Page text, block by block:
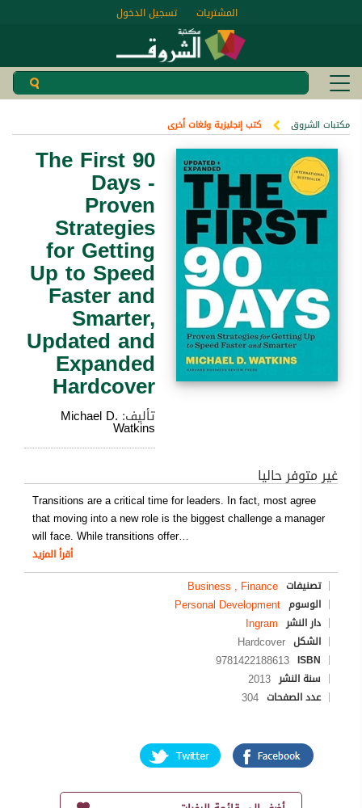
تسجيل الدخول المشتريات
مكتبات الشروق كتب إنجليزية ولغات أخرى
The First 90
Days -
Proven
Strategies
for Getting
Up to Speed
Faster and
Smarter,
Updated and
Expanded
Hardcover
تأليف: Michael D.
Watkins
غير متوفر حاليا
Transitions are a critical time for leaders. In fact, most agree
that moving into a new role is the biggest challenge a manager
will face. While transitions offer…
أقرأ المزيد
تصنيفات Business , Finance
الوسوم Personal Development
دار النشر Ingram
الشكل Hardcover
ISBN
9781422188613
سنة النشر 2013
عدد الصفحات 304